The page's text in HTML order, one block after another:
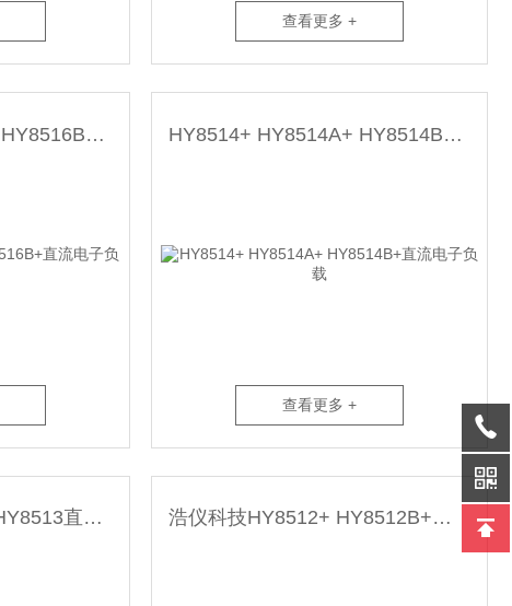
查看更多 +
HY8516+ HY8516A+ HY8516B+直流电子负载 HY8514+ HY8514A+ HY8514B+直流电子负载
查看更多 +
浩仪科技HY8512C+ HY8513直流电子负载 浩仪科技HY8512+ HY8512B+直流电子负载